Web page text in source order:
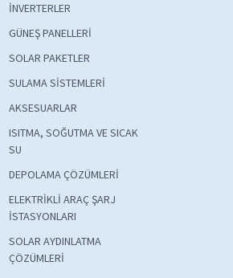
İNVERTERLER
GÜNEŞ PANELLERİ
SOLAR PAKETLER
SULAMA SİSTEMLERİ
AKSESUARLAR
ISITMA, SOĞUTMA VE SICAK
SU
DEPOLAMA ÇÖZÜMLERİ
ELEKTRİKLİ ARAÇ ŞARJ
İSTASYONLARI
SOLAR AYDINLATMA
ÇÖZÜMLERİ